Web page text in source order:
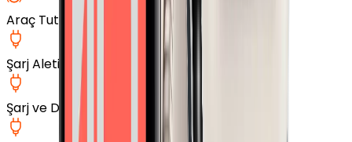
Araç Tutucu
Şarj Aleti
Şarj ve Data Kablosu